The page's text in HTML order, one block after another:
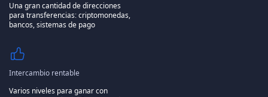
Una gran cantidad de direcciones
para transferencias: criptomonedas,
bancos, sistemas de pago
Intercambio rentable
Varios niveles para ganar con